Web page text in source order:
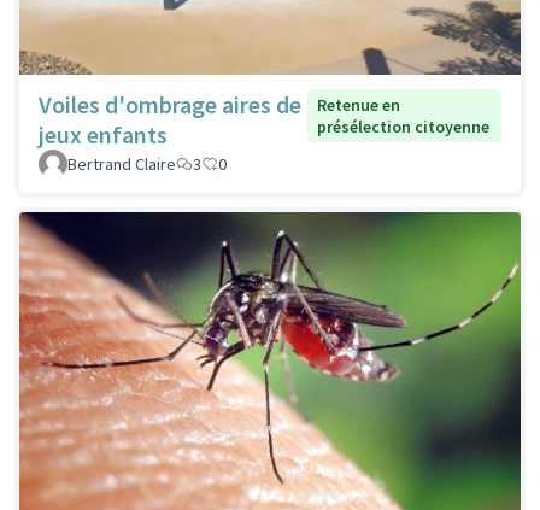
Voiles d'ombrage aires de
jeux enfants
Retenue en
présélection citoyenne
Bertrand Claire
3 0